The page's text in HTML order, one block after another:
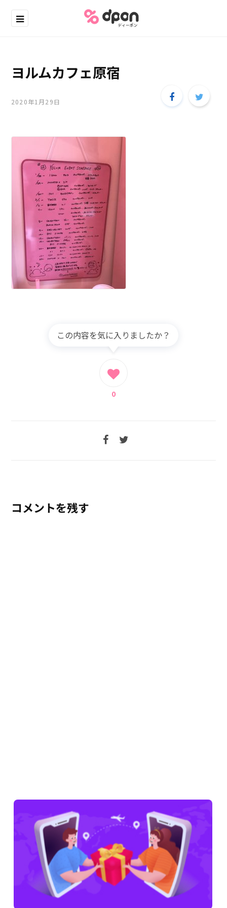
ヨルムカフェ原宿
2020年1月29日
この内容を気に入りましたか？
0
コメントを残す